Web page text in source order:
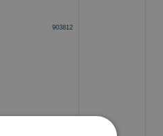
903812